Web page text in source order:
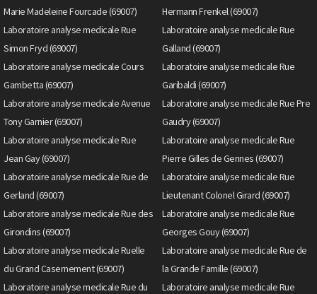
Marie Madeleine Fourcade (69007)
Hermann Frenkel (69007)
Laboratoire analyse medicale Rue
Simon Fryd (69007)
Laboratoire analyse medicale Rue
Galland (69007)
Laboratoire analyse medicale Cours
Gambetta (69007)
Laboratoire analyse medicale Rue
Garibaldi (69007)
Laboratoire analyse medicale Avenue
Tony Garnier (69007)
Laboratoire analyse medicale Rue Pre
Gaudry (69007)
Laboratoire analyse medicale Rue
Jean Gay (69007)
Laboratoire analyse medicale Rue
Pierre Gilles de Gennes (69007)
Laboratoire analyse medicale Rue de
Gerland (69007)
Laboratoire analyse medicale Rue
Lieutenant Colonel Girard (69007)
Laboratoire analyse medicale Rue des
Girondins (69007)
Laboratoire analyse medicale Rue
Georges Gouy (69007)
Laboratoire analyse medicale Ruelle
du Grand Casernement (69007)
Laboratoire analyse medicale Rue de
la Grande Famille (69007)
Laboratoire analyse medicale Rue du
Laboratoire analyse medicale Rue